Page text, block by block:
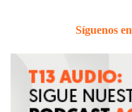
Síguenos en